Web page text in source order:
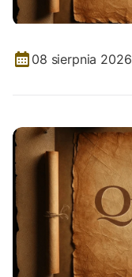
08 sierpnia 2026